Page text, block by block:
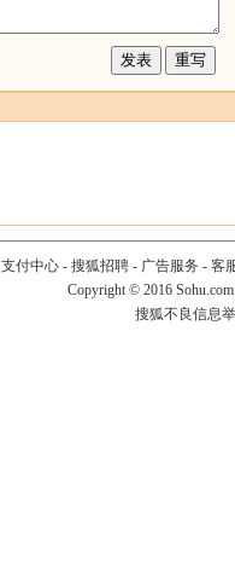
支付中心- 搜狐招聘- 广告服务 - 客
Copyright © 2016
搜狐不良信息